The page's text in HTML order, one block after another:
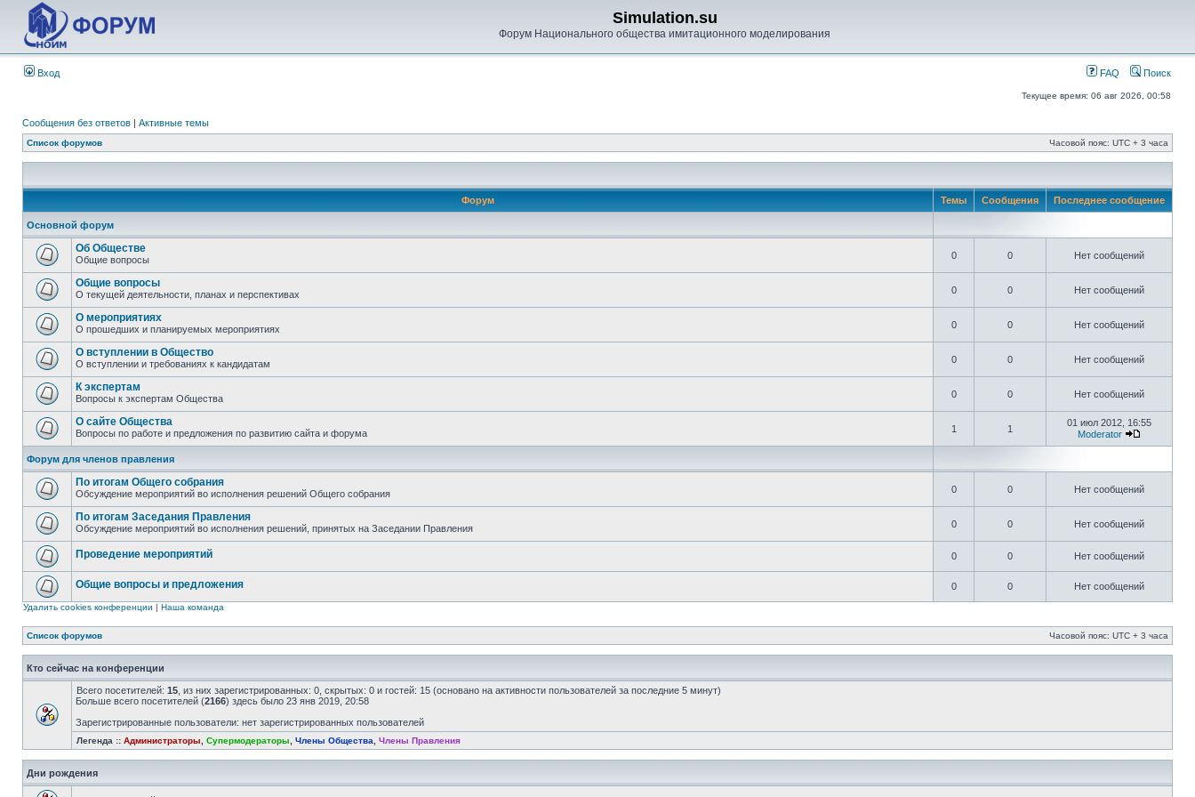
Simulation.su
Форум Национального общества имитационного моделирования
Вход FAQ Поиск
Текущее время: 06 авг 2026, 00:58
Сообщения без ответов | Активные темы
Список форумов Часовой пояс: UTC + 3 часа
Форум Темы Сообщения Последнее сообщение
Основной форум
Об Обществе
Общие вопросы 0 0 Нет сообщений
Общие вопросы
О текущей деятельности, планах и перспективах 0 0 Нет сообщений
О мероприятиях
О прошедших и планируемых мероприятиях 0 0 Нет сообщений
О вступлении в Общество
О вступлении и требованиях к кандидатам 0 0 Нет сообщений
К экспертам
Вопросы к экспертам Общества 0 0 Нет сообщений
О сайте Общества
Вопросы по работе и предложения по развитию сайта и форума 1 1
01 июл 2012, 16:55
Moderator
Форум для членов правления
По итогам Общего собрания
Обсуждение мероприятий во исполнения решений Общего собрания 0 0 Нет сообщений
По итогам Заседания Правления
Обсуждение мероприятий во исполнения решений, принятых на Заседании Правления 0 0 Нет сообщений
Проведение мероприятий 0 0 Нет сообщений
Общие вопросы и предложения 0 0 Нет сообщений
Удалить cookies конференции | Наша команда
Список форумов Часовой пояс: UTC + 3 часа
Кто сейчас на конференции
Всего посетителей: 15 , из них зарегистрированных: 0, скрытых: 0 и гостей: 15 (основано на активности пользователей за последние 5 минут)
Больше всего посетителей (2166) здесь было 23 янв 2019, 20:58
Зарегистрированные пользователи: нет зарегистрированных пользователей
Легенда :: Администраторы Супермодераторы Члены Общества Члены Правления
Дни рождения